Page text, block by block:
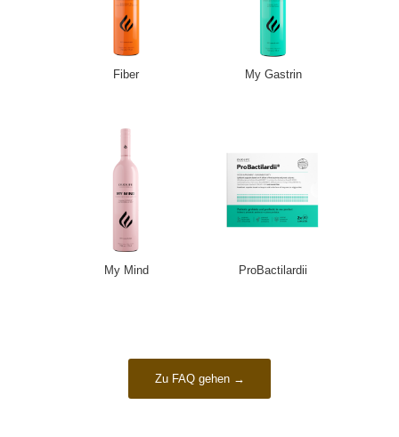
Fiber My Gastrin
My Mind ProBactilardii
Zu FAQ gehen →